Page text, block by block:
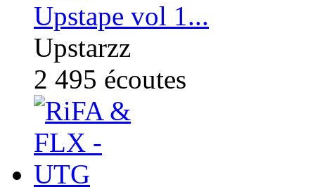
Upstape vol 1...
Upstarzz
2 495 écoutes